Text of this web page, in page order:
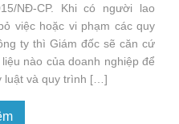
NĐ-CP. Khi có người lao
việc hoặc vi phạm các quy
ty thì Giám đốc sẽ căn cứ
nào của doanh nghiệp để
luật và quy trình […]